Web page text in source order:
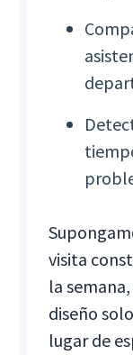
visita
la
diseño
lugar de